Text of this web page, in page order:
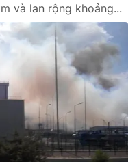
và lan rộng khoảng...